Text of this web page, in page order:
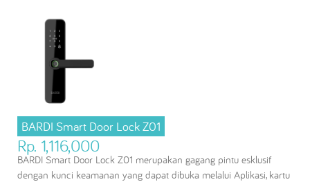
BARDI Smart Door Lock Z01
Rp. 1,116,000
BARDI Smart Door Lock Z01 merupakan gagang pintu esklusif
dengan kunci keamanan yang dapat dibuka melalui Aplikasi, kartu